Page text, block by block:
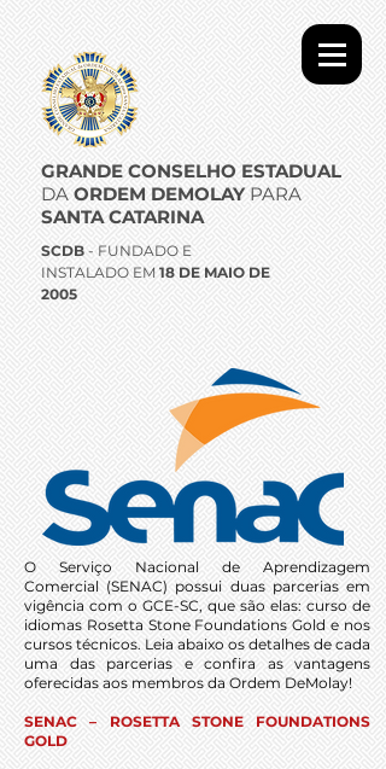
GRANDE CONSELHO ESTADUAL
DA ORDEM DEMOLAYPARA
SANTA CATARINA
SCDB - FUNDADO E
INSTALADO EM 18 DE MAIO DE
2005
O Serviço Nacional de Aprendizagem
Comercial (SENAC) possui duas parcerias em
vigência com o GCE-SC, que são elas: curso de
idiomas Rosetta Stone Foundations Gold e nos
cursos técnicos. Leia abaixo os detalhes de cada
uma das parcerias e confira as vantagens
oferecidas aos membros da Ordem DeMolay!
SENAC – ROSETTA STONE FOUNDATIONS
GOLD